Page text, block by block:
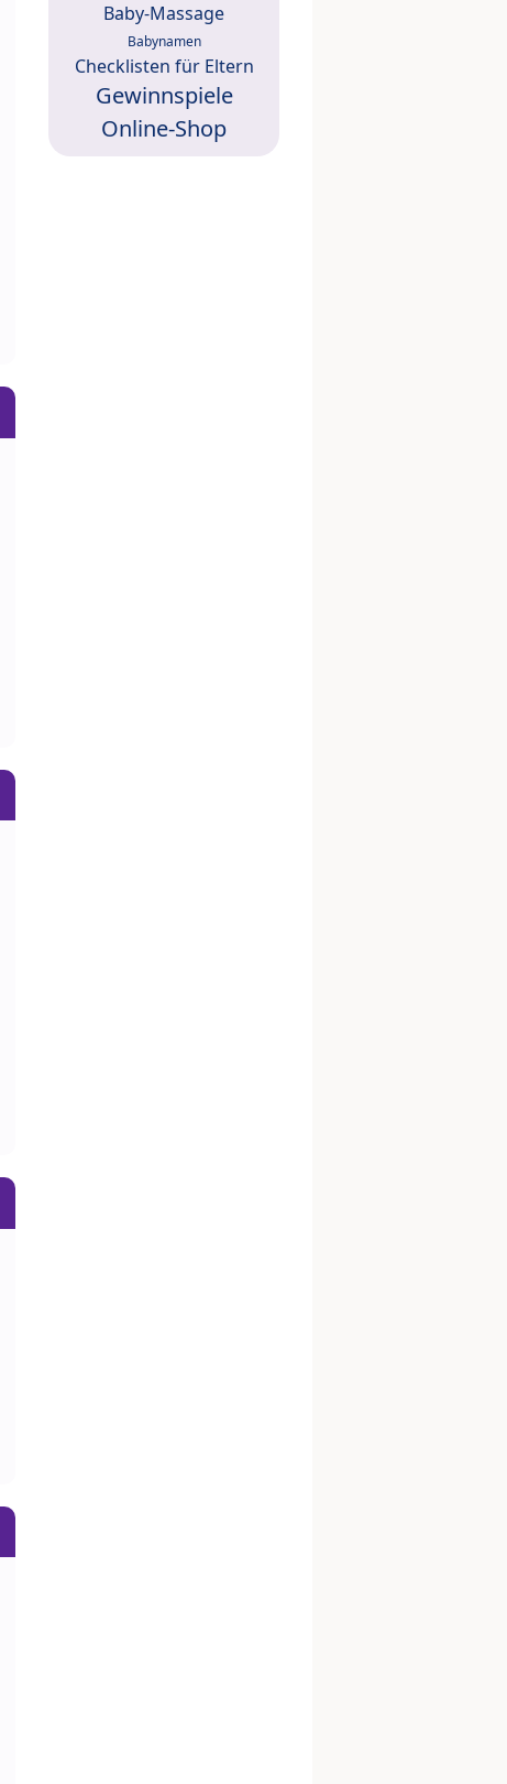
Baby-Massage
Babynamen
Checklisten für Eltern
Gewinnspiele
Online-Shop